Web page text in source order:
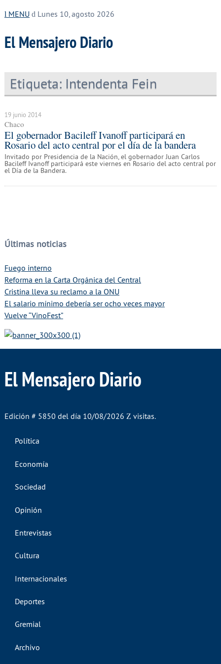
MENU Lunes 10, agosto 2026
El Mensajero Diario
Etiqueta: Intendenta Fein
19 junio 2014
Chaco
El gobernador Bacileff Ivanoff participará en
Rosario del acto central por el día de la bandera
Invitado por Presidencia de la Nación, el gobernador Juan Carlos
Bacileff Ivanoff participará este viernes en Rosario del acto central por
el Día de la Bandera.
Últimas noticias
Fuego interno
Reforma en la Carta Orgánica del Central
Cristina lleva su reclamo a la ONU
El salario mínimo debería ser ocho veces mayor
Vuelve “VinoFest”
El Mensajero Diario
Edición # 5850 del día 10/08/2026 visitas.
Política
Economía
Sociedad
Opinión
Entrevistas
Cultura
Internacionales
Deportes
Gremial
Archivo